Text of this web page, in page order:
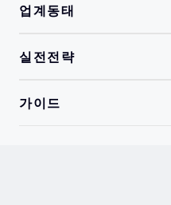
업계동태
실전전략
가이드